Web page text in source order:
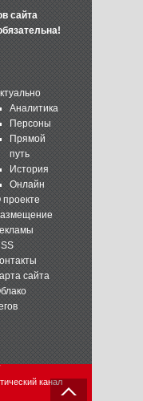
сайта
Аналитика
Персоны
Прямой
путь
История
Онлайн
проекте
сайта
канал